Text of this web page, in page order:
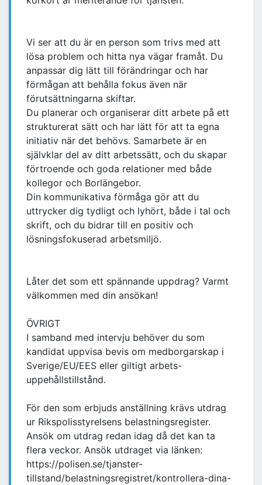
Vi ser att du är en person som trivs med att
lösa problem och hitta nya vägar framåt. Du
anpassar dig lätt till förändringar och har
förmågan att behålla fokus även när
förutsättningarna skiftar.
Du planerar och organiserar ditt arbete på ett
strukturerat sätt och har lätt för att ta egna
initiativ när det behövs. Samarbete är en
självklar del av ditt arbetssätt, och du skapar
förtroende och goda relationer med både
kollegor och Borlängebor.
Din kommunikativa förmåga gör att du
uttrycker dig tydligt och lyhört, både i tal och
skrift, och du bidrar till en positiv och
lösningsfokuserad arbetsmiljö.
Låter det som ett spännande uppdrag? Varmt
välkommen med din ansökan!
ÖVRIGT
I samband med intervju behöver du som
kandidat uppvisa bevis om medborgarskap i
Sverige/EU/EES eller giltigt arbets-
uppehållstillstånd.
För den som erbjuds anställning krävs utdrag
ur Rikspolisstyrelsens belastningsregister.
Ansök om utdrag redan idag då det kan ta
flera veckor. Ansök utdraget via länken:
https://polisen.se/tjanster-
tillstand/belastningsregistret/kontrollera-dina-